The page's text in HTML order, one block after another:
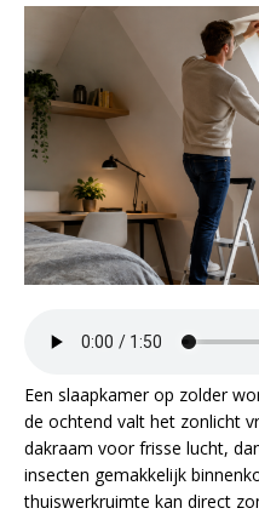
Een slaapkamer op zolder
de ochtend valt het zonlicht
dakraam voor frisse lucht,
insecten gemakkelijk
thuiswerkruimte kan direct